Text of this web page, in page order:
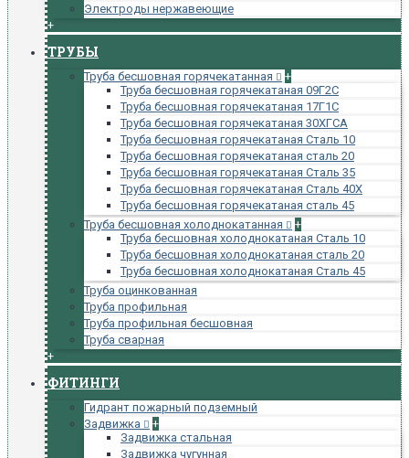
Электроды нержавеющие
+
ТРУБЫ
Труба бесшовная горячекатанная
+
Труба бесшовная горячекатаная 09Г2С
Труба бесшовная горячекатаная 17Г1С
Труба бесшовная горячекатаная 30ХГСА
Труба бесшовная горячекатаная Сталь 10
Труба бесшовная горячекатаная сталь 20
Труба бесшовная горячекатаная Сталь 35
Труба бесшовная горячекатаная Сталь 40Х
Труба бесшовная горячекатаная сталь 45
Труба бесшовная холоднокатанная
+
Труба бесшовная холоднокатаная Сталь 10
Труба бесшовная холоднокатаная сталь 20
Труба бесшовная холоднокатаная Сталь 45
Труба оцинкованная
Труба профильная
Труба профильная бесшовная
Труба сварная
+
ФИТИНГИ
Гидрант пожарный подземный
Задвижка
+
Задвижка стальная
Задвижка чугунная